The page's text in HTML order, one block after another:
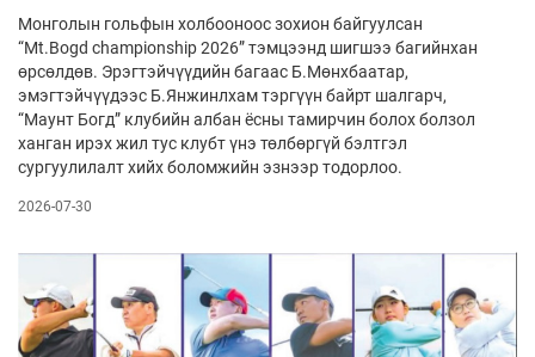
Монголын гольфын холбооноос зохион байгуулсан
“Mt.Bogd championship 2026” тэмцээнд шигшээ багийнхан
өрсөлдөв. Эрэгтэйчүүдийн багаас Б.Мөнхбаатар,
эмэгтэйчүүдээс Б.Янжинлхам тэргүүн байрт шалгарч,
“Маунт Богд” клубийн албан ёсны тамирчин болох болзол
ханган ирэх жил тус клубт үнэ төлбөргүй бэлтгэл
сургуулилалт хийх боломжийн эзнээр тодорлоо.
2026-07-30